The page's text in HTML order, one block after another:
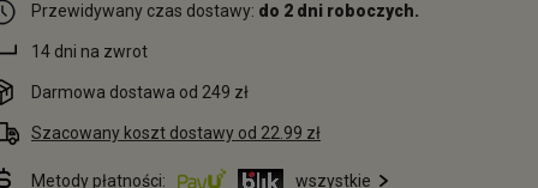
Przewidywany czas dostawy: do 2 dni roboczych.
14 dni na zwrot
Darmowa dostawa od 249 zł
Szacowany koszt dostawy od 22.99 zł
Metody płatności: wszystkie